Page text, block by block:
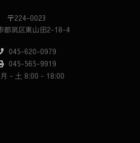
〒224-0023
都筑区東山田2-18-4
045-620-0979
045-565-9919
月 - 土 8:00 - 18:00